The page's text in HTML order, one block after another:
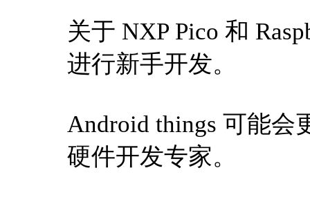
关于 NXP Pico 和
进行新手开发。
Android things 可能会
硬件开发专家。